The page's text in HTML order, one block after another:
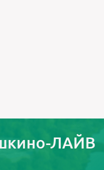
ЛАЙВ